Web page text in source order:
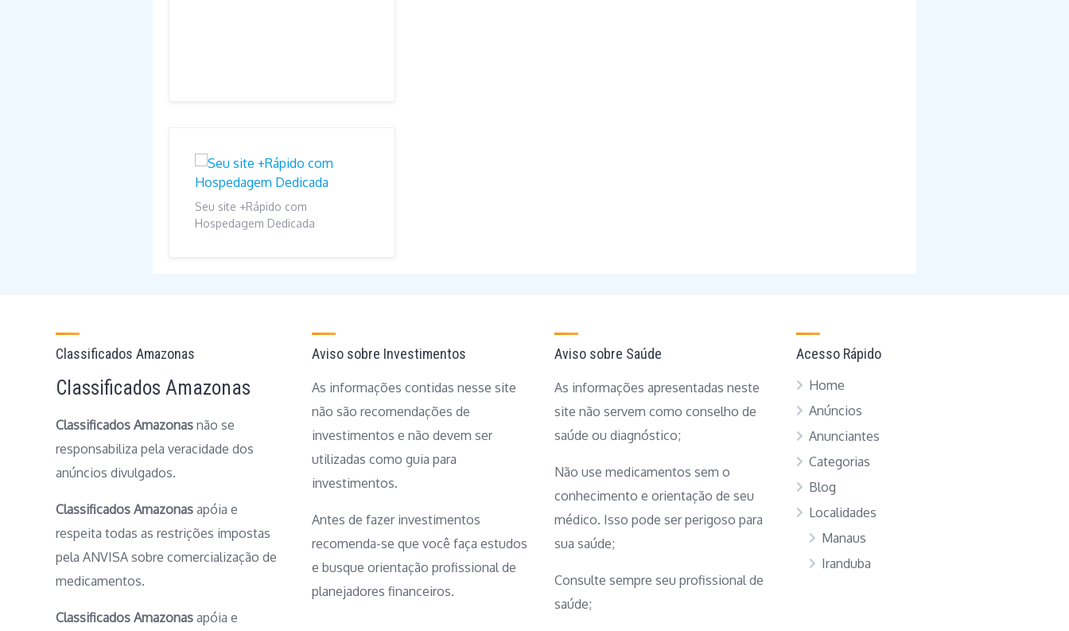
Seu site +Rápido com
Hospedagem Dedicada
Classificados Amazonas
Classificados Amazonas
Classificados Amazonas não se
responsabiliza pela veracidade dos
anúncios divulgados.
Classificados Amazonas apóia e
respeita todas as restrições impostas
pela ANVISA sobre comercialização de
medicamentos.
Classificados Amazonas apóia e
Aviso sobre Investimentos
As informações contidas nesse site
não são recomendações de
investimentos e não devem ser
utilizadas como guia para
investimentos.
Antes de fazer investimentos
recomenda-se que você faça estudos
e busque orientação profissional de
planejadores financeiros.
Aviso sobre Saúde
As informações apresentadas neste
site não servem como conselho de
saúde ou diagnóstico;
Não use medicamentos sem o
conhecimento e orientação de seu
médico. Isso pode ser perigoso para
sua saúde;
Consulte sempre seu profissional de
saúde;
Acesso Rápido
Home
Anúncios
Anunciantes
Categorias
Blog
Localidades
Manaus
Iranduba